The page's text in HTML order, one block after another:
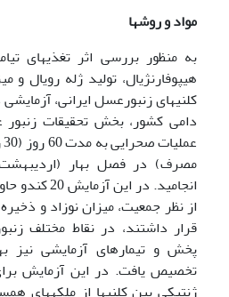
مواد و روشها
به منظور بررسی اثر تغذیه­ای
هیپوفارنژیال، تولید ژله رویال و
کلنی­های زنبورعسل ایرانی،
دامی کشور، بخش تحقیقات
مصرف) در فصل بهار
انجامید. در
از نظر جمعیت، میزان نوزاد و
قرار داشتند، در نقاط مختلف
پخش و تیمارهای آزمایشی نیز
تخصیص یافت. در این آزمایش برای
ژنتیکی بین کلنی­ها از ملکه­های